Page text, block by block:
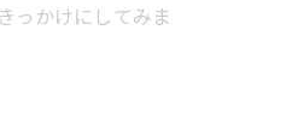
っかけにしてみま